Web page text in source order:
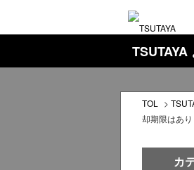
TOL >
却期限はあり
カ